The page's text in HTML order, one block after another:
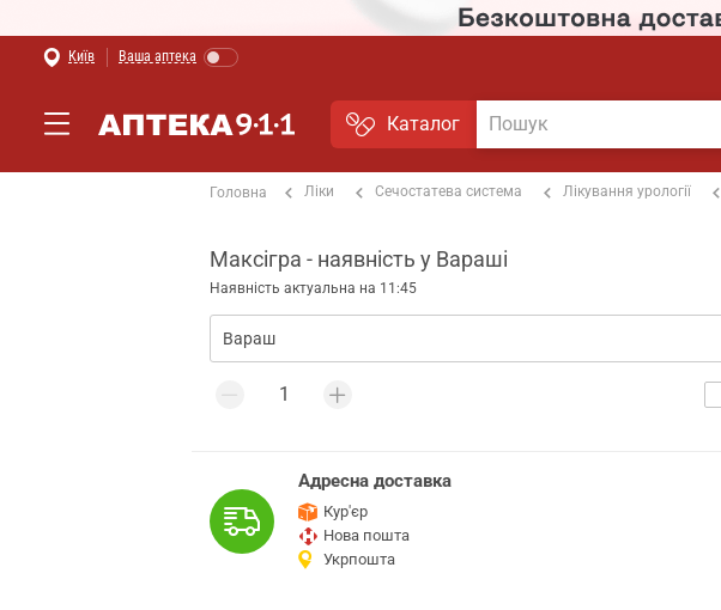
Київ Ваша аптека
Каталог
Головна Ліки Сечостатева система Лікування урології
Максігра - наявність у Вараші
Наявність актуальна на 11:45
Адресна доставка
Кур'єр
Нова пошта
Укрпошта